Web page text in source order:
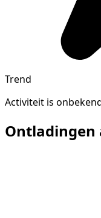
Trend
Activiteit is
Ontladingen